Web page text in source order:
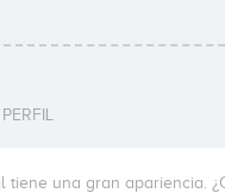
tiene una gran apariencia.